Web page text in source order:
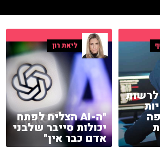
לרשות
ליאת רון
"ה-AI הצליח לפתח
יכולות סייבר שלבני
אדם כבר אין"